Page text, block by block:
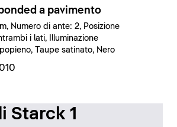
a pavimento
Numero di ante: 2, Posizione
i lati, Illuminazione
Taupe satinato, Nero
Starck 1